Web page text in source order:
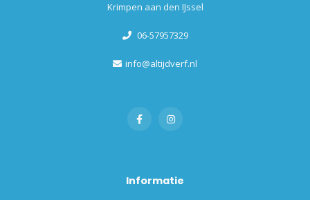
Krimpen aan den IJssel
06-57957329
info@altijdverf.nl
Informatie